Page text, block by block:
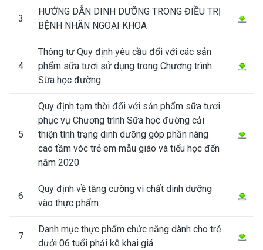
3
HƯỚNG DẪN DINH DƯỠNG TRONG ĐIỀU TRỊ
BỆNH NHÂN NGOẠI KHOA
4
Thông tư Quy định yêu cầu đối với các sản
phẩm sữa tươi sử dụng trong Chương trình
Sữa học đường
5
Quy định tạm thời đối với sản phẩm sữa tươi
phục vụ Chương trình Sữa học đường cải
thiện tình trạng dinh dưỡng góp phần nâng
cao tầm vóc trẻ em mẫu giáo và tiểu học đến
năm 2020
6
Quy định về tăng cường vi chất dinh dưỡng
vào thực phẩm
7
Danh mục thực phẩm chức năng dành cho trẻ
dưới 06 tuổi phải kê khai giá